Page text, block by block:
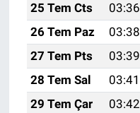
25 Tem Cts
03:36
26 Tem Paz
03:38
27 Tem Pts
03:39
28 Tem Sal
03:41
29 Tem Çar
03:42